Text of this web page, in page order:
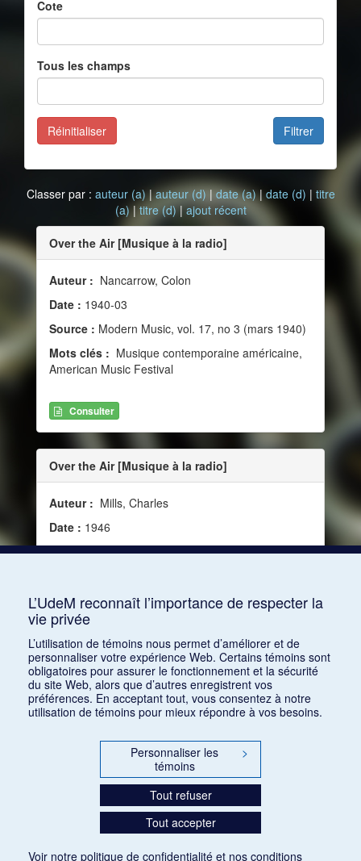
Cote
Tous les champs
Filtrer
Réinitialiser
Classer par : auteur (a)|auteur (d) | date (a)|date (d) | titre
(a)|titre (d)|ajout récent
Over the Air [Musique à la radio]
Auteur : Nancarrow, Colon
Date : 1940-03
Source : Modern Music, vol. 17, no 3 (mars 1940)
Mots clés : Musique contemporaine américaine,
American Music Festival
Consulter
Over the Air [Musique à la radio]
Auteur : Mills, Charles
Date : 1946
Source :Modern Music, vol. 23, no 2 (1946)
L’UdeM reconnaît l’importance de respecter la
vie privée
L’utilisation de témoins nous permet d’améliorer et de
personnaliser votre expérience Web. Certains témoins sont
obligatoires pour assurer le fonctionnement et la sécurité
du site Web, alors que d’autres enregistrent vos
préférences. En acceptant tout, vous consentez à notre
utilisation de témoins pour mieux répondre à vos besoins.
Personnaliser les
témoins
>
Tout refuser
Tout accepter
Voir notre politique de confidentialité et nos conditions